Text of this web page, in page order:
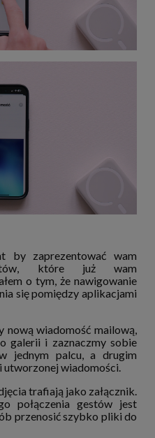
by zaprezentować wam
które już wam
o tym, że nawigowanie
się pomiędzy aplikacjami
wiadomość mailową,
galerii i zaznaczmy sobie
jednym palcu, a drugim
wiadomości.
trafiają jako załącznik.
połączenia gestów jest
przenosić szybko pliki do